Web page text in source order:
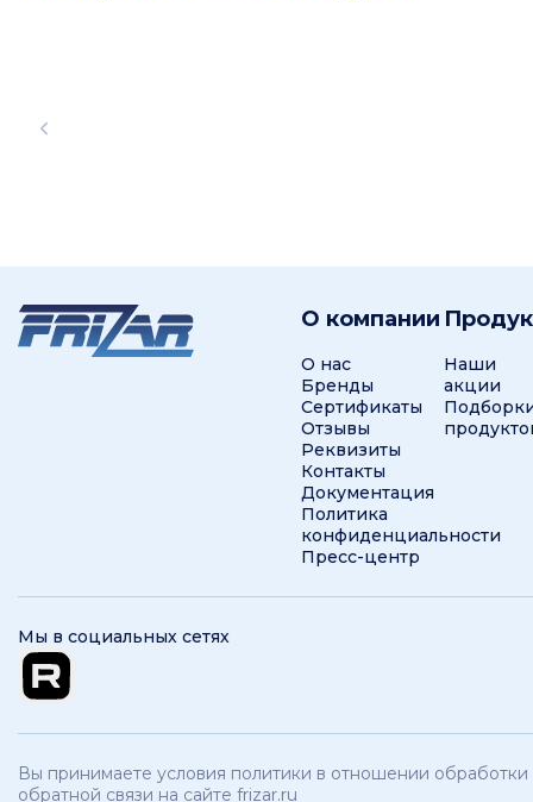
О компании
О нас
Бренды
Сертификаты
Отзывы
Реквизиты
Контакты
Документация
Политика
конфиденциальности
Пресс-центр
Наши
акции
Мы в социальных сетях
Вы принимаете условия политики в отношении
обратной связи на сайте frizar.ru